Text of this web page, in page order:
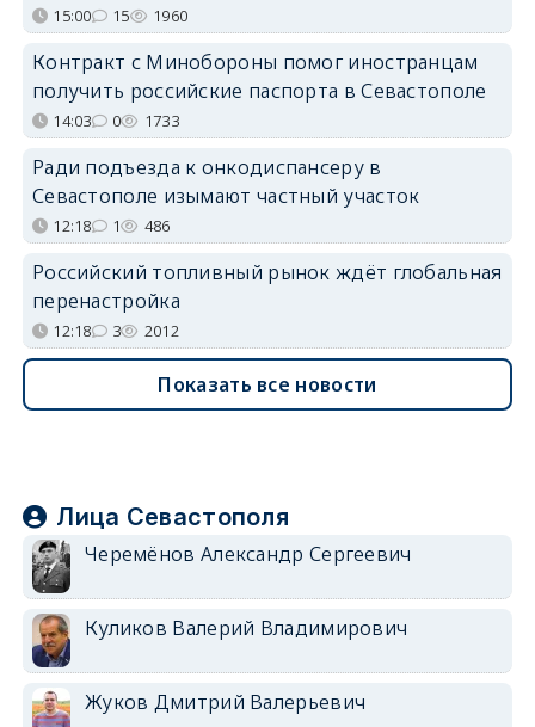
15:00 15 1960
Контракт с Минобороны помог иностранцам
получить российские паспорта в Севастополе
14:03 0 1733
Ради подъезда к онкодиспансеру в
Севастополе изымают частный участок
12:18 1 486
Российский топливный рынок ждёт глобальная
перенастройка
12:18 3 2012
Показать все новости
Лица Севастополя
Черемёнов Александр Сергеевич
Куликов Валерий Владимирович
Жуков Дмитрий Валерьевич